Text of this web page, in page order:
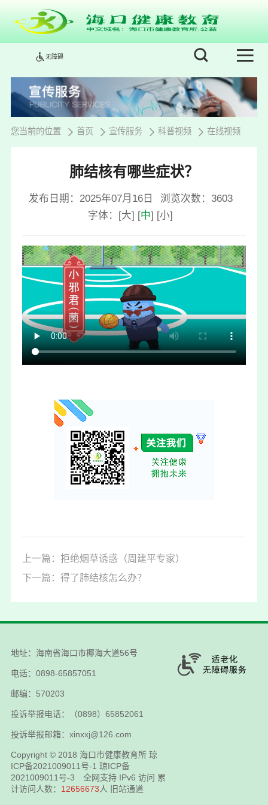
无障碍
您当前的位置 首页 宣传服务 科普视频 在线视频
肺结核有哪些症状？
发布日期：2025年07月16日 浏览次数： 3603
字体： [大] [中] [小]
上一篇：拒绝烟草诱惑（周建平专家）
下一篇：得了肺结核怎么办？
地址：海南省海口市椰海大道56号
电话：0898-65857051
邮编：570203
投诉举报电话：（0898）65852061
投诉举报邮箱：xinxxj@126.com
Copyright © 2018 海口市健康教育所 琼
ICP备2021009011号-1 琼ICP备
2021009011号-3 全网支持 IPv6 访问 累
计访问人数： 12656673人 旧站通道